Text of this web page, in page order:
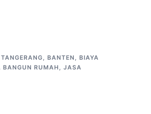
, BANTEN , BIAYA
BANGUN RUMAH, JASA